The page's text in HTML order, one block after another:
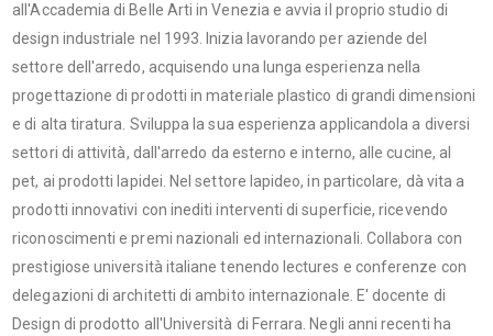
all'Accademia di Belle Arti in Venezia e avvia il proprio studio di
design industriale nel 1993. Inizia lavorando per aziende del
settore dell'arredo, acquisendo una lunga esperienza nella
progettazione di prodotti in materiale plastico di grandi dimensioni
e di alta tiratura. Sviluppa la sua esperienza applicandola a diversi
settori di attività, dall'arredo da esterno e interno, alle cucine, al
pet, ai prodotti lapidei. Nel settore lapideo, in particolare, dà vita a
prodotti innovativi con inediti interventi di superficie, ricevendo
riconoscimenti e premi nazionali ed internazionali. Collabora con
prestigiose università italiane tenendo lectures e conferenze con
delegazioni di architetti di ambito internazionale. E' docente di
Design di prodotto all'Università di Ferrara. Negli anni recenti ha